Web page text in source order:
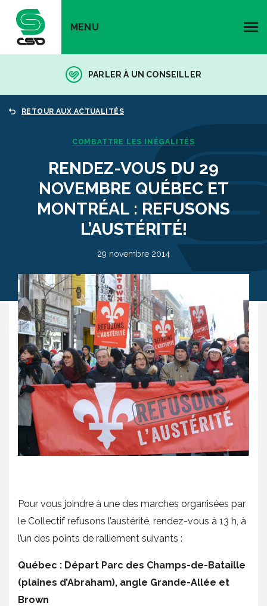
MENU
PARLER À UN CONSEILLER
RETOUR AUX ACTUALITÉS
COMBATTRE LES INÉGALITÉS
RENDEZ-VOUS DU 29
NOVEMBRE QUÉBEC ET
MONTRÉAL : REFUSONS
L’AUSTÉRITÉ!
29 novembre 2014
Pour vous joindre à une des marches organisées par
le Collectif refusons l’austérité, rendez-vous à 13 h, à
l’un des points de ralliement suivants :
Québec : Départ Parc des Champs-de-Bataille
(plaines d’Abraham), angle Grande-Allée et
Brown